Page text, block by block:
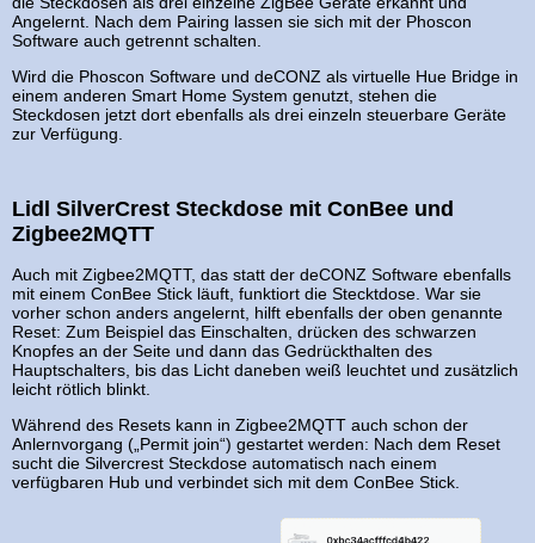
Angelernt. Nach dem Pairing lassen sie sich mit der Phoscon
Software auch getrennt schalten.
Wird die Phoscon Software und deCONZ als virtuelle Hue Bridge in
einem anderen Smart Home System genutzt, stehen die
Steckdosen jetzt dort ebenfalls als drei einzeln steuerbare Geräte
zur Verfügung.
Lidl SilverCrest Steckdose mit ConBee und
Zigbee2MQTT
Auch mit Zigbee2MQTT, das statt der deCONZ Software ebenfalls
mit einem ConBee Stick läuft, funktiort die Stecktdose. War sie
vorher schon anders angelernt, hilft ebenfalls der oben genannte
Reset: Zum Beispiel das Einschalten, drücken des schwarzen
Knopfes an der Seite und dann das Gedrückthalten des
Hauptschalters, bis das Licht daneben weiß leuchtet und zusätzlich
leicht rötlich blinkt.
Während des Resets kann in Zigbee2MQTT auch schon der
Anlernvorgang („Permit join“) gestartet werden: Nach dem Reset
sucht die Silvercrest Steckdose automatisch nach einem
verfügbaren Hub und verbindet sich mit dem ConBee Stick.